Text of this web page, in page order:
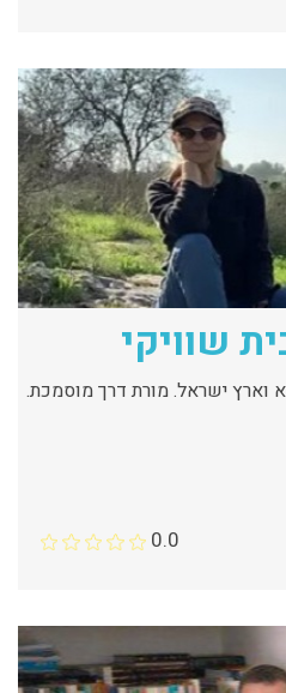
שוויקי
ישראל. מורת דרך מוסמכת.
0.0